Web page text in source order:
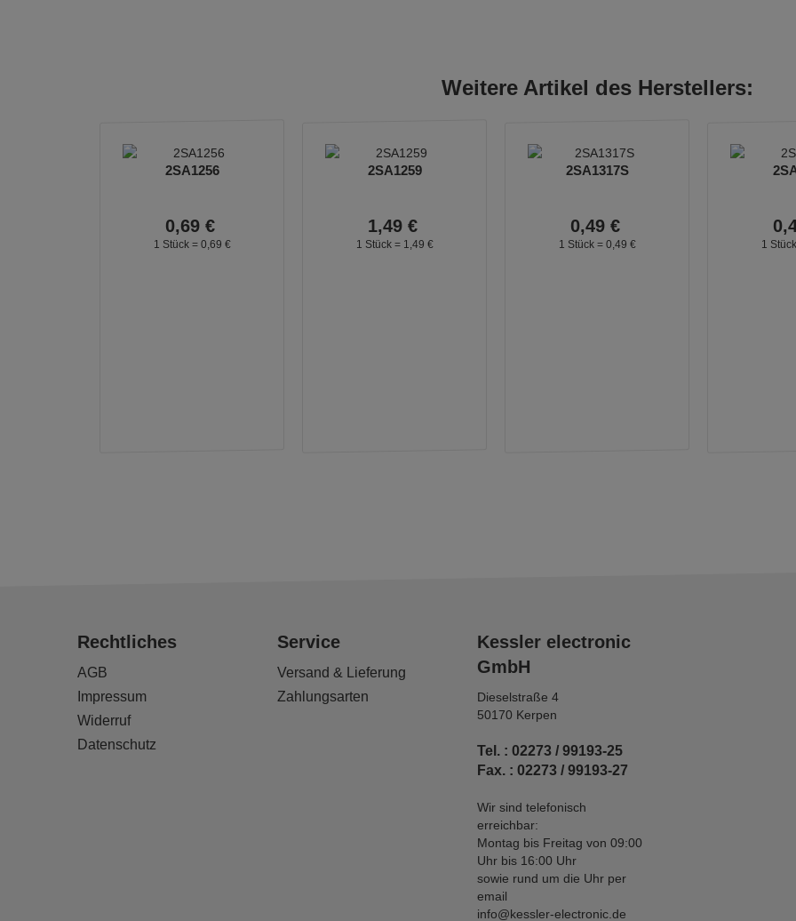
Weitere Artikel des Herstellers:
2SA1256
0,69 €
1 Stück = 0, 69 €
2SA1259
1,49 €
1 Stück = 1, 49 €
2SA1317S
0,49 €
1 Stück = 0, 49 €
0,
1
Rechtliches
AGB
Impressum
Widerruf
Datenschutz
Service
Versand & Lieferung
Zahlungsarten
Kessler electronic
GmbH
Dieselstraße 4
50170 Kerpen
Tel. : 02273 / 99193-25
Fax. : 02273 / 99193-27
Wir sind telefonisch
erreichbar:
Montag bis Freitag von 09:00
Uhr bis 16:00 Uhr
sowie rund um die Uhr per
email
info@kessler-electronic.de